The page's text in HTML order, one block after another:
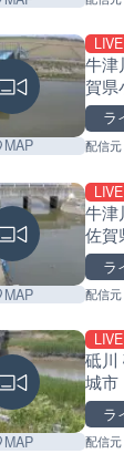
MAP
LIVE
牛津
賀県
ラ
配信元
MAP
LIVE
牛津
佐賀
ラ
配信元
MAP
LIVE
砥川
城市
ラ
配信元